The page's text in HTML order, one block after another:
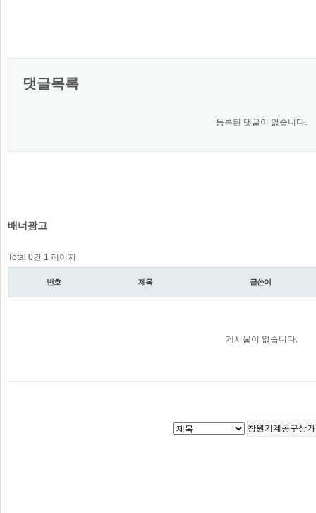
댓글목록
등록된 댓글이 없습니다.
배너광고
Total 0건 1 페이지
번호 제목 글쓴이
게시물이 없습니다.